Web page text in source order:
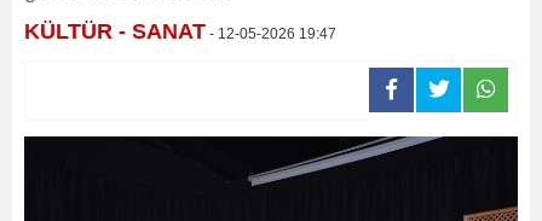
KÜLTÜR - SANAT - 12-05-2026 19:47